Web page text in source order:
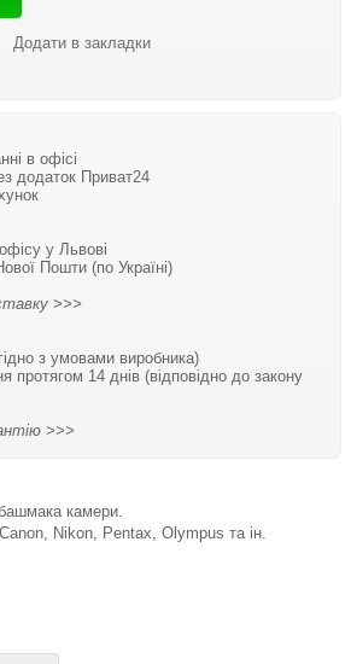
Додати в закладки
в офісі
додаток Приват24
у Львові
Пошти (по Україні)
>>>
з умовами виробника)
протягом 14 днів (відповідно до закону
>>>
камери.
Nikon, Pentax, Olympus та ін.